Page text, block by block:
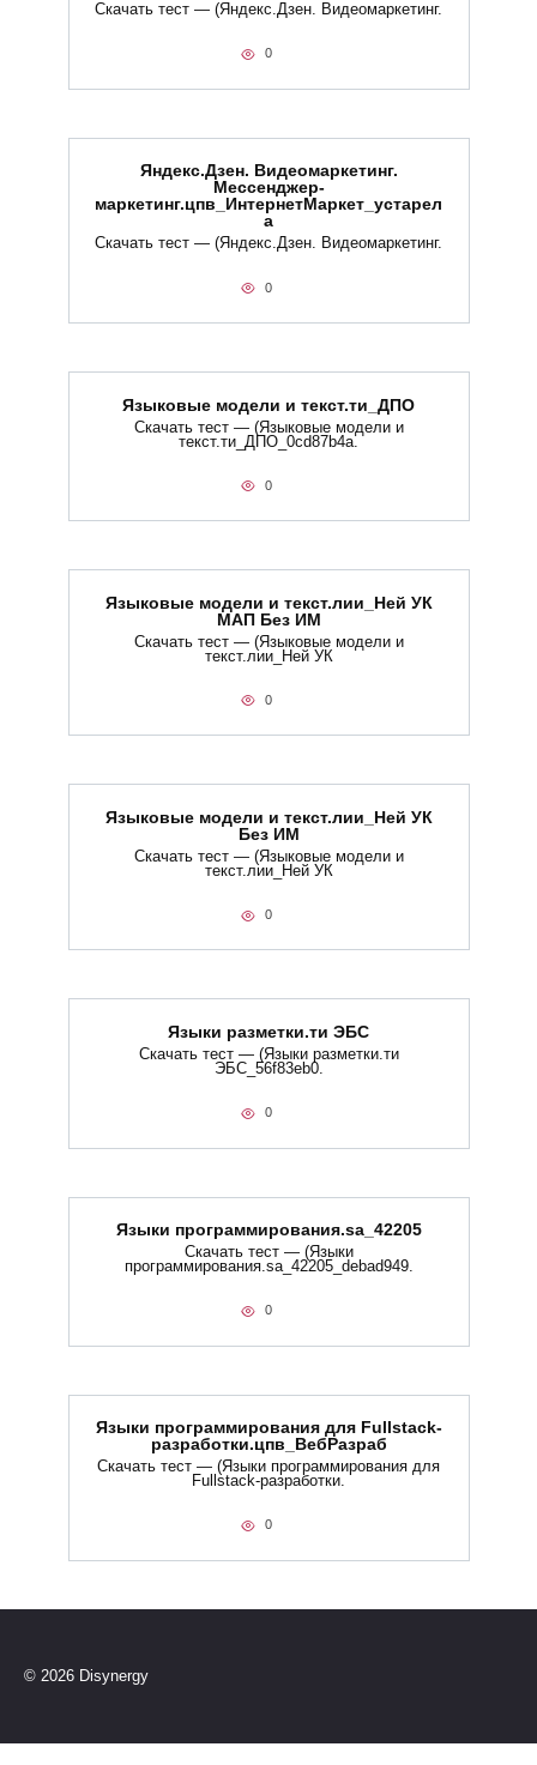
Скачать тест — (Яндекс.Дзен. Видеомаркетинг.
0
Яндекс.Дзен. Видеомаркетинг.
Мессенджер-
маркетинг.цпв_ИнтернетМаркет_устарел
а
Скачать тест — (Яндекс.Дзен. Видеомаркетинг.
0
Языковые модели и текст.ти_ДПО
Скачать тест — (Языковые модели и
текст.ти_ДПО_0cd87b4a.
0
Языковые модели и текст.лии_Ней УК
МАП Без ИМ
Скачать тест — (Языковые модели и
текст.лии_Ней УК
0
Языковые модели и текст.лии_Ней УК
Без ИМ
Скачать тест — (Языковые модели и
текст.лии_Ней УК
0
Языки разметки.ти​ ЭБС
Скачать тест — (Языки разметки.ти​
ЭБС_56f83eb0.
0
Языки программирования.sa_42205
Скачать тест — (Языки
программирования.sa_42205_debad949.
0
Языки программирования для Fullstack-
разработки.цпв_ВебРазраб
Скачать тест — (Языки программирования для
Fullstack-разработки.
0
© 2026 Disynergy